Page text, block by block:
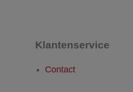
Klantenservice
Contact